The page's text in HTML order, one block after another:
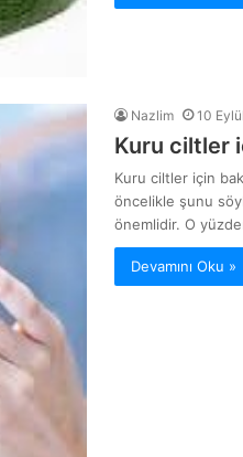
Nazlim 10
Kuru ciltler
Kuru ciltler için
öncelikle şunu
önemlidir. O
Devamını Oku »